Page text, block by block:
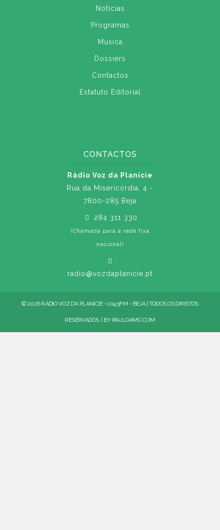
Notícias
Programas
Música
Dossiers
Contactos
Estatuto Editorial
CONTACTOS
Rádio Voz da Planície
Rua da Misericórdia, 4 -
7800-285 Beja
284 311 330
(Chamada para a rede fixa
nacional)
radio@vozdaplanicie.pt
© 2026 RÁDIO VOZ DA PLANÍCIE - 104.5FM - BEJA | TODOS OS DIREITOS
RESERVADOS. | BY PAULOAMC.COM